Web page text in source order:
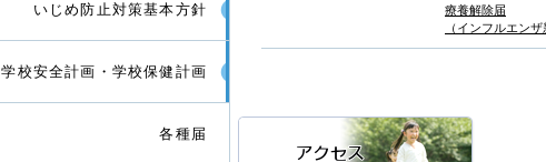
療養解除届
（インフルエン
いじめ防止対策基本方針
学校安全計画・学校保健計画
各種届